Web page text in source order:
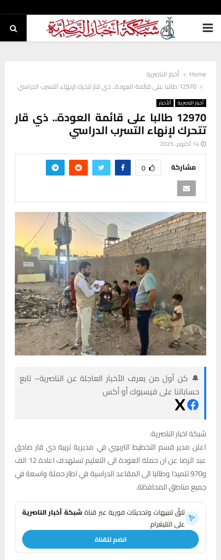
PRIMARY
Home
أخبار الناصرية
12970 طالبا على قائمة العودة.. ذي قار تتحرك لإنهاء التسرب الدراسي
أخبار الناصرية ألأخبار
12970 طالبا على قائمة العودة.. ذي قار
تتحرك لإنهاء التسرب الدراسي
14 أكتوبر، 2025
مشاركة 0
🔔 كن أول من يعرف الأخبار العاجلة عن الناصرية– تابع
حساباتنا على فيسبوك أو أكس
شبكة اخبار الناصرية:
اعلن مدير قسم التخطيط التربوي في مديرية تربية ذي قار صادق
عبد الرضا عن ان حملة العودة الى التعليم تستهدف اعادة 12 الف
و970 تلميذا وطالبا الى المقاعد الدراسية في اطار حملة واسعة في
جميع مناطق المحافظة.
تلقَّ تنبيهات وتحديثات فورية عبر قناةشبكة أخبار الناصرية
على التليغرام
انضم للقناة